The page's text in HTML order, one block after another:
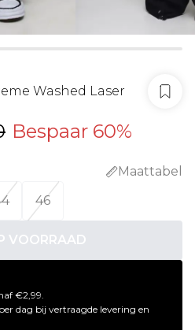
Washed Laser
Bespaar 60%
Maattabel
46
VOORRAAD
€2,99.
dag bij vertraagde levering en